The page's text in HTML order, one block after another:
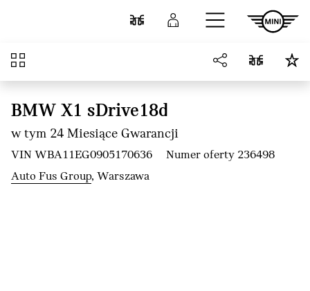
Przejdź do głównej treści
Porównaj Zaloguj się
Przegląd
BMW X1 sDrive18d
w tym 24 Miesiące Gwarancji
VIN WBA11EG0905170636
Numer oferty 236498
Auto Fus Group, Warszawa